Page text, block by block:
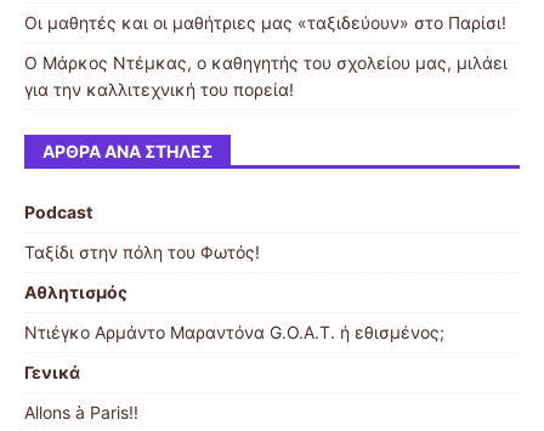
Οι μαθητές και οι μαθήτριες μας «ταξιδεύουν» στο Παρίσι!
Ο Μάρκος Ντέμκας, ο καθηγητής του σχολείου μας, μιλάει
για την καλλιτεχνική του πορεία!
ΆΡΘΡΑ ΑΝΆ ΣΤΉΛΕΣ
Podcast
Ταξίδι στην πόλη του Φωτός!
Αθλητισμός
Ντιέγκο Αρμάντο Μαραντόνα G.O.A.T. ή εθισμένος;
Γενικά
Allons à Paris!!